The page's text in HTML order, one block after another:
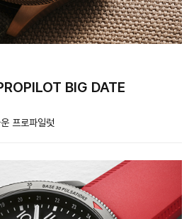
BIG DATE
프로파일럿